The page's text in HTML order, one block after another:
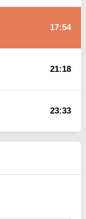
17:54
21:18
23:33